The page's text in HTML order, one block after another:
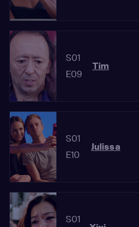
S01
E09
Tim
S01
E10
Julissa
S01